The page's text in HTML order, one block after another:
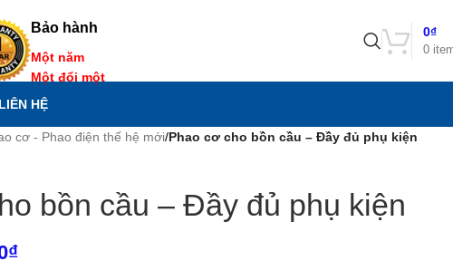
Bảo hành
Một năm
Một đổi một
0
0₫
LIÊN HỆ
cơ - Phao điện thế hệ mới/Phao cơ cho bồn cầu – Đầy đủ phụ kiện
bồn cầu – Đầy đủ phụ kiện
₫